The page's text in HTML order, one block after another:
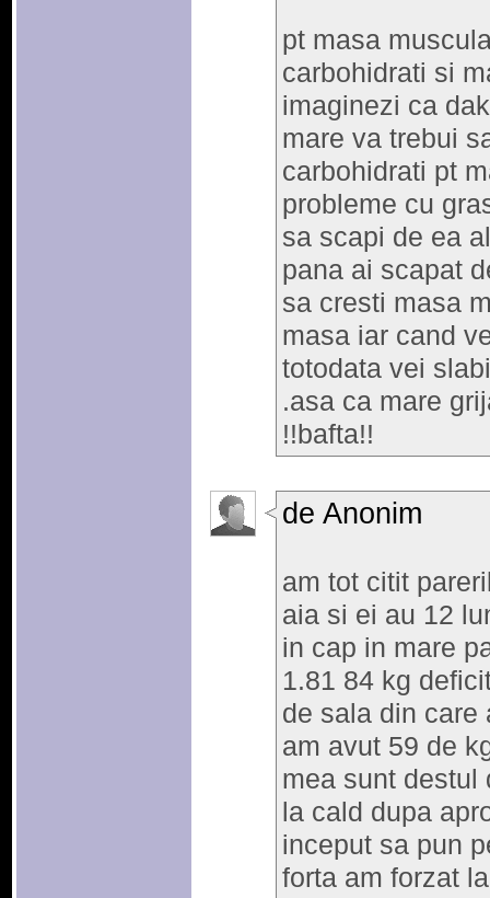
pt masa
carbohidrati si
imaginezi ca
mare va trebui
carbohidrati pt
probleme cu
sa scapi de ea
pana ai scapat
sa cresti masa
masa iar cand
totodata vei
.asa ca mare
!!bafta!!
de Anonim
am tot citit
aia si ei au 12
in cap in mare
1.81 84 kg
de sala din care
am avut 59 de
mea sunt destul
la cald dupa
inceput sa pun
forta am forzat